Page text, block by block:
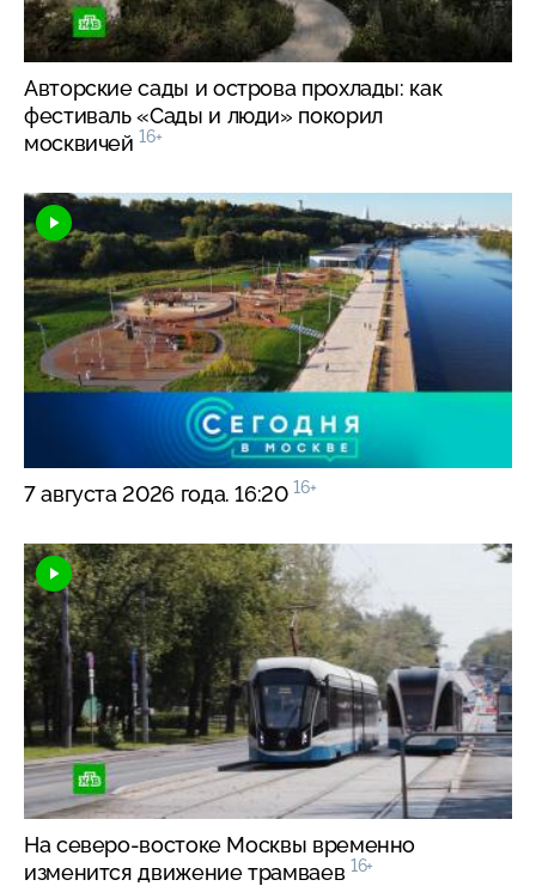
Авторские сады и острова прохлады: как
фестиваль «Сады и люди» покорил
москвичей 16+
7 августа 2026 года. 16:20 16+
На северо-востокеМосквы временно
изменится движение трамваев 16+